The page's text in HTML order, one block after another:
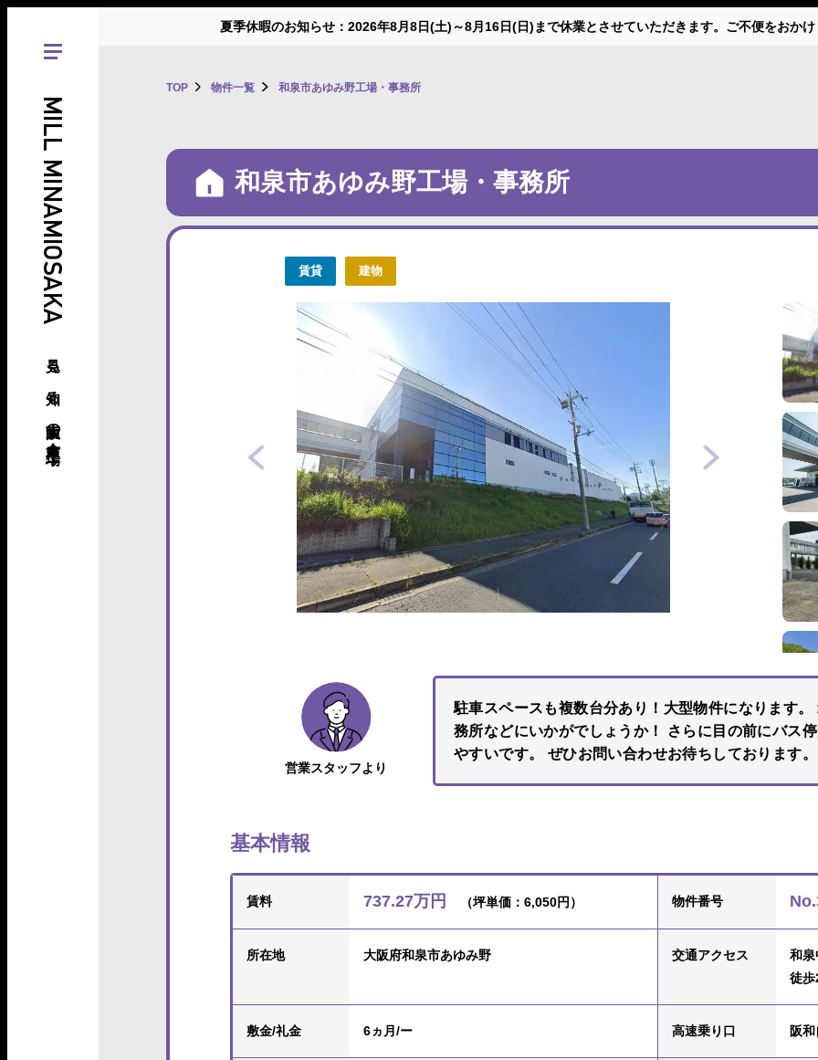
夏季休暇のお知らせ：2026年8月8日(土)～8月16日(日)まで休業とさせていただきます。ご不便をおか
MILL MINAMIOSAKA
見る、知る、南大阪の倉庫･工場
TOP 物件一覧 和泉市あゆみ野工場・事務所
和泉市あゆみ野工場・事務所
賃貸 建物
営業スタッフより
駐車スペースも複数台分あり！大型物件になります
務所などにいかがでしょうか！ さらに目の前にバス
やすいです。 ぜひお問い合わせお待ちしております。
基本情報
賃料 737.27万円 （坪単価：6,050円） 物件番号
所在地 大阪府和泉市あゆみ野 交通アクセス
和
徒
敷金/礼金 6ヵ月/ー 高速乗り口 阪